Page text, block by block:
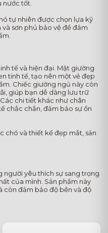
nước tốt.
tự nhiên được chọn lựa kỹ
sơn phủ bảo vệ để đảm
tế và hiện đại. Mặt giường
tinh tế, tạo nên một vẻ đẹp
Chiếc giường ngủ này còn
giúp bạn dễ dàng lưu trữ
chi tiết khác như chân
chắc chắn, đảm bảo sự ổn
chó và thiết kế đẹp mắt, sản
người yêu thích sự sang trọng
của mình. Sản phẩm này
còn đảm bảo độ bền và độ